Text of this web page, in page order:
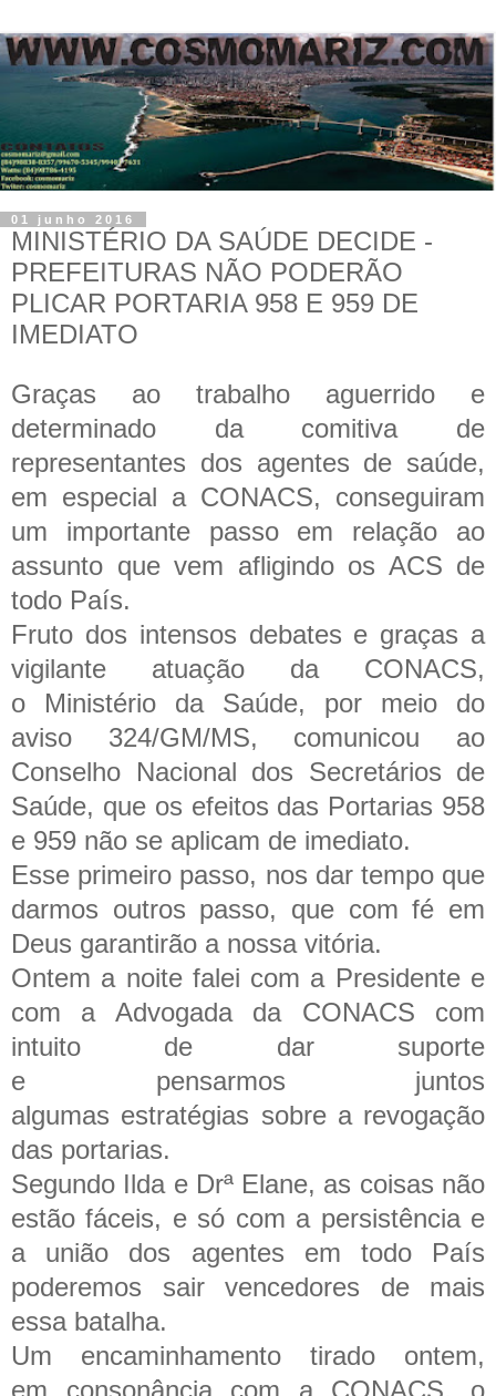
01 junho 2016
MINISTÉRIO DA SAÚDE DECIDE -
PREFEITURAS NÃO PODERÃO
PLICAR PORTARIA 958 E 959 DE
IMEDIATO
Graças ao trabalho aguerrido e
determinado da comitiva de
representantes dos agentes de saúde,
em especial a CONACS, conseguiram
um importante passo em relação ao
assunto que vem afligindo os ACS de
todo País.
Fruto dos intensos debates e graças a
vigilante atuação da CONACS,
o Ministério da Saúde, por meio do
aviso 324/GM/MS, comunicou ao
Conselho Nacional dos Secretários de
Saúde, que os efeitos das Portarias 958
e 959 não se aplicam de imediato.
Esse primeiro passo, nos dar tempo que
darmos outros passo, que com fé em
Deus garantirão a nossa vitória.
Ontem a noite falei com a Presidente e
com a Advogada da CONACS com
intuito de dar suporte
e pensarmos juntos
algumas estratégias sobre a revogação
das portarias.
Segundo Ilda e Drª Elane, as coisas não
estão fáceis, e só com a persistência e
a união dos agentes em todo País
poderemos sair vencedores de mais
essa batalha.
Um encaminhamento tirado ontem,
em consonância com a CONACS, o